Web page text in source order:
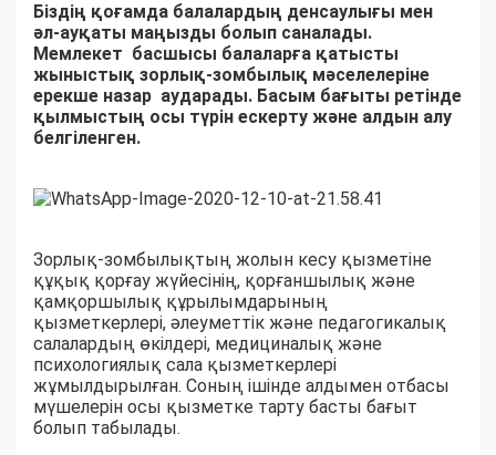
Біздің қоғамда балалардың денсаулығы мен
әл-ауқаты маңызды болып саналады.
Мемлекет басшысы балаларға қатысты
жыныстық зорлық-зомбылық мәселелеріне
ерекше назар аударады. Басым бағыты ретінде
қылмыстың осы түрін ескерту және алдын алу
белгіленген.
Зорлық-зомбылықтың жолын кесу қызметіне
құқық қорғау жүйесінің, қорғаншылық және
қамқоршылық құрылымдарының
қызметкерлері, әлеуметтік және педагогикалық
салалардың өкілдері, медициналық және
психологиялық сала қызметкерлері
жұмылдырылған. Соның ішінде алдымен отбасы
мүшелерін осы қызметке тарту басты бағыт
болып табылады.